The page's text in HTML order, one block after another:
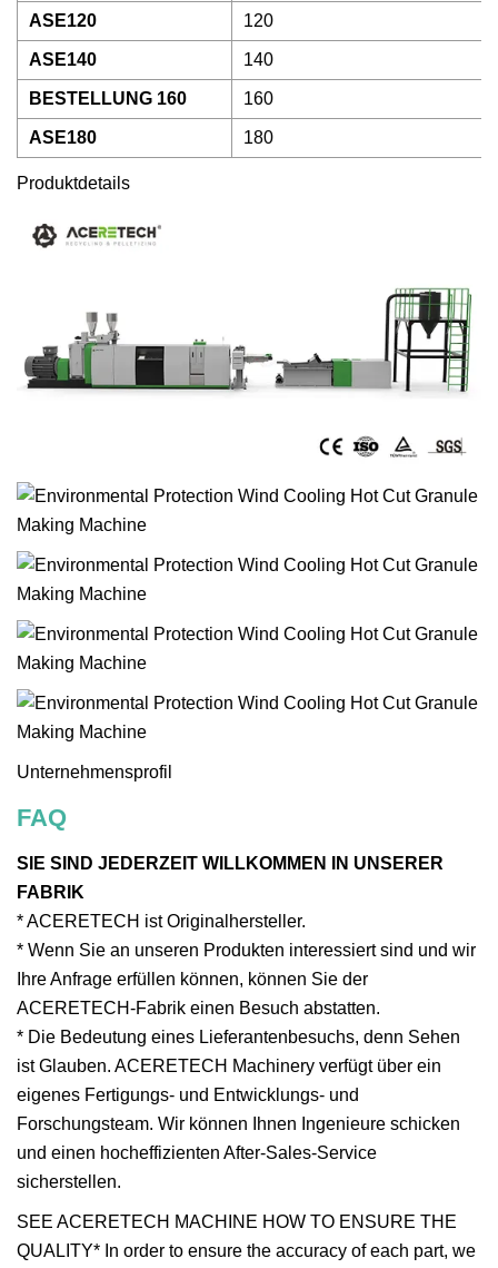
ASE120 120
ASE140 140
BESTELLUNG 160 160
ASE180 180
Produktdetails
Unternehmensprofil
FAQ
SIE SIND JEDERZEIT WILLKOMMEN IN UNSERER
FABRIK
* ACERETECH ist Originalhersteller.
* Wenn Sie an unseren Produkten interessiert sind und wir
Ihre Anfrage erfüllen können, können Sie der
ACERETECH-Fabrik einen Besuch abstatten.
* Die Bedeutung eines Lieferantenbesuchs, denn Sehen
ist Glauben. ACERETECH Machinery verfügt über ein
eigenes Fertigungs- und Entwicklungs- und
Forschungsteam. Wir können Ihnen Ingenieure schicken
und einen hocheffizienten After-Sales-Service
sicherstellen.
SEE ACERETECH MACHINE HOW TO ENSURE THE
QUALITY* In order to ensure the accuracy of each part, we